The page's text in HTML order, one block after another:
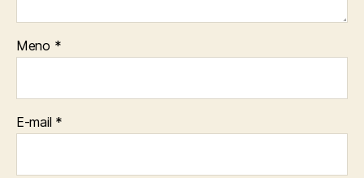
Meno *
E-mail *